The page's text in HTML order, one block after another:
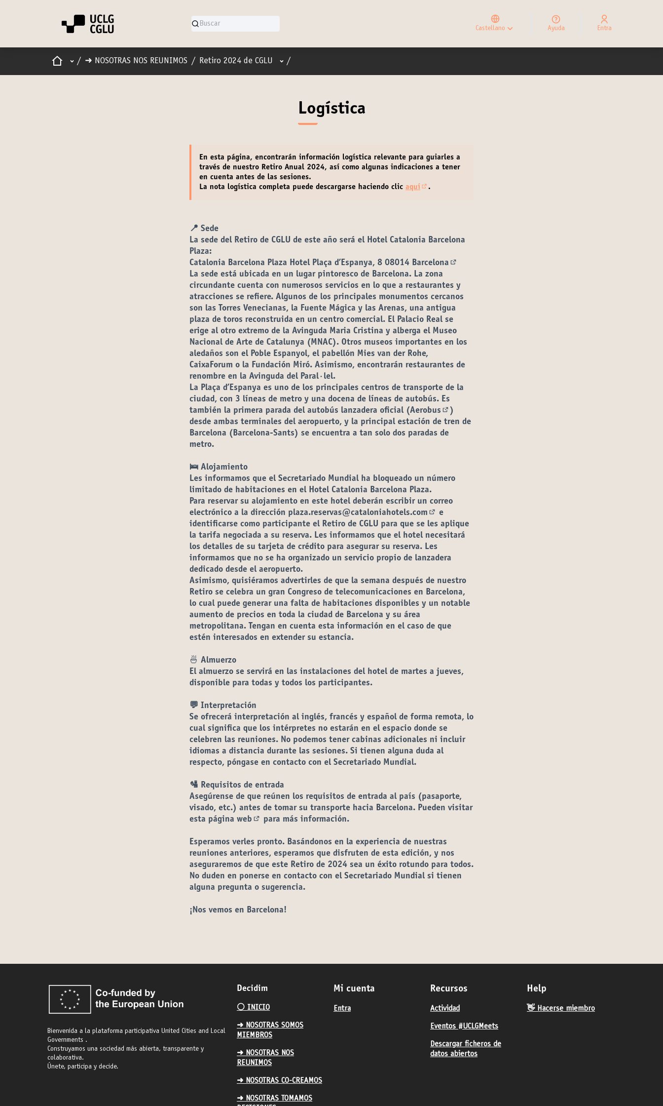
Castellano
Elegir el idioma
Choose language
Ayuda Entra
InicioMenú principal
/ ➜ NOSOTRAS NOS REUNIMOS / Retiro 2024 de CGLU Menú de usuario
/
Logística
En esta página, encontrarán información logística relevante para guiarles a
través de nuestro Retiro Anual 2024, así como algunas indicaciones a tener
en cuenta antes de las sesiones.
La nota logística completa puede descargarse haciendo clic aquí
.
📍 Sede
La sede del Retiro de CGLU de este año será el Hotel Catalonia Barcelona
Plaza:
Catalonia Barcelona Plaza Hotel Plaça d’Espanya, 8 08014 Barcelona
La sede está ubicada en un lugar pintoresco de Barcelona. La zona
circundante cuenta con numerosos servicios en lo que a restaurantes y
atracciones se refiere. Algunos de los principales monumentos cercanos
son las Torres Venecianas, la Fuente Mágica y las Arenas, una antigua
plaza de toros reconstruida en un centro comercial. El Palacio Real se
erige al otro extremo de la Avinguda Maria Cristina y alberga el Museo
Nacional de Arte de Catalunya (MNAC). Otros museos importantes en los
aledaños son el Poble Espanyol, el pabellón Mies van der Rohe,
CaixaForum o la Fundación Miró. Asimismo, encontrarán restaurantes de
renombre en la Avinguda del Paral·lel.
La Plaça d’Espanya es uno de los principales centros de transporte de la
ciudad, con 3 líneas de metro y una docena de líneas de autobús. Es
también la primera parada del autobús lanzadera oficial (Aerobus
(Enlace externo)
)
desde ambas terminales del aeropuerto, y la principal estación de tren de
Barcelona (Barcelona-Sants) se encuentra a tan solo dos paradas de
metro.
🛌 Alojamiento
Les informamos que el Secretariado Mundial ha bloqueado un número
limitado de habitaciones en el Hotel Catalonia Barcelona Plaza.
Para reservar su alojamiento en este hotel deberán escribir un correo
electrónico a la dirección plaza.reservas@cataloniahotels.com
(Abrir en una pestaña nueva)
e
identificarse como participante el Retiro de CGLU para que se les aplique
la tarifa negociada a su reserva. Les informamos que el hotel necesitará
los detalles de su tarjeta de crédito para asegurar su reserva. Les
informamos que no se ha organizado un servicio propio de lanzadera
dedicado desde el aeropuerto.
Asimismo, quisiéramos advertirles de que la semana después de nuestro
Retiro se celebra un gran Congreso de telecomunicaciones en Barcelona,
lo cual puede generar una falta de habitaciones disponibles y un notable
aumento de precios en toda la ciudad de Barcelona y su área
metropolitana. Tengan en cuenta esta información en el caso de que
estén interesados en extender su estancia.
🍜 Almuerzo
El almuerzo se servirá en las instalaciones del hotel de martes a jueves,
disponible para todas y todos los participantes.
💬 Interpretación
Se ofrecerá interpretación al inglés, francés y español de forma remota, lo
cual significa que los intérpretes no estarán en el espacio donde se
celebren las reuniones. No podemos tener cabinas adicionales ni incluir
idiomas a distancia durante las sesiones. Si tienen alguna duda al
respecto, póngase en contacto con el Secretariado Mundial.
🛂 Requisitos de entrada
Asegúrense de que reúnen los requisitos de entrada al país (pasaporte,
visado, etc.) antes de tomar su transporte hacia Barcelona. Pueden visitar
esta página web
(Enlace externo)
para más información.
Esperamos verles pronto. Basándonos en la experiencia de nuestras
reuniones anteriores, esperamos que disfruten de esta edición, y nos
aseguraremos de que este Retiro de 2024 sea un éxito rotundo para todos.
No duden en ponerse en contacto con el Secretariado Mundial si tienen
alguna pregunta o sugerencia.
¡Nos vemos en Barcelona!
Bienvenida a la plataforma participativa United Cities and Local
Governments .
Construyamos una sociedad más abierta, transparente y
colaborativa.
Únete, participa y decide.
Decidim
⚪️ INICIO
➜ NOSOTRAS SOMOS
MIEMBROS
➜ NOSOTRAS NOS
REUNIMOS
➜ NOSOTRAS CO-CREAMOS
➜ NOSOTRAS TOMAMOS
Mi cuenta
Entra
Recursos
Actividad
Eventos #UCLGMeets
Descargar ficheros de
datos abiertos
Help
👋 Hacerse miembro